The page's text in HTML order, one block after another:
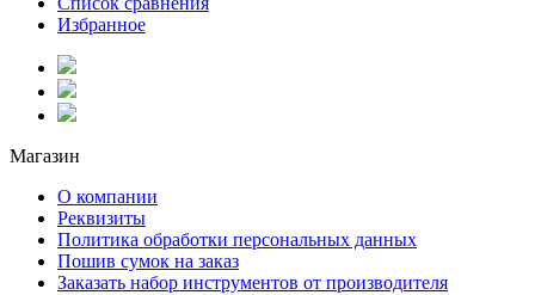
Избранное
Магазин
О компании
Реквизиты
Политика обработки персональных данных
Пошив сумок на заказ
Заказать набор инструментов от производителя